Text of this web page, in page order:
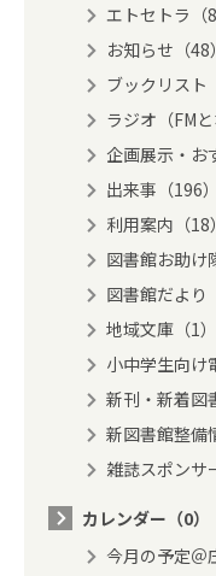
エトセトラ（8
お知らせ（48）
ブックリスト
ラジオ（FMと
企画展示・お
出来事（196）
利用案内（18）
図書館お助け
図書館だより
地域文庫（1）
小中学生向け
新刊・新着図
新図書館整備
雑誌スポンサ
カレンダー（0）
今月の予定＠